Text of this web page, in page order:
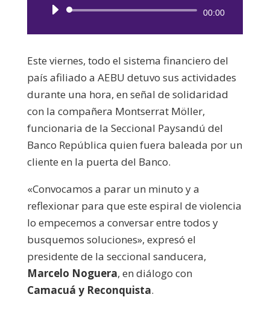
Reproductor
00:00
Este viernes, todo el sistema financiero del
país afiliado a AEBU detuvo sus actividades
durante una hora, en señal de solidaridad
con la compañera Montserrat Möller,
funcionaria de la Seccional Paysandú del
Banco República quien fuera baleada por un
cliente en la puerta del Banco.
«Convocamos a parar un minuto y a
reflexionar para que este espiral de violencia
lo empecemos a conversar entre todos y
busquemos soluciones», expresó el
presidente de la seccional sanducera,
Marcelo Noguera, en diálogo con
Camacuá y Reconquista.